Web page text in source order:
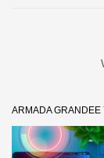
ARMADA GRANDEE